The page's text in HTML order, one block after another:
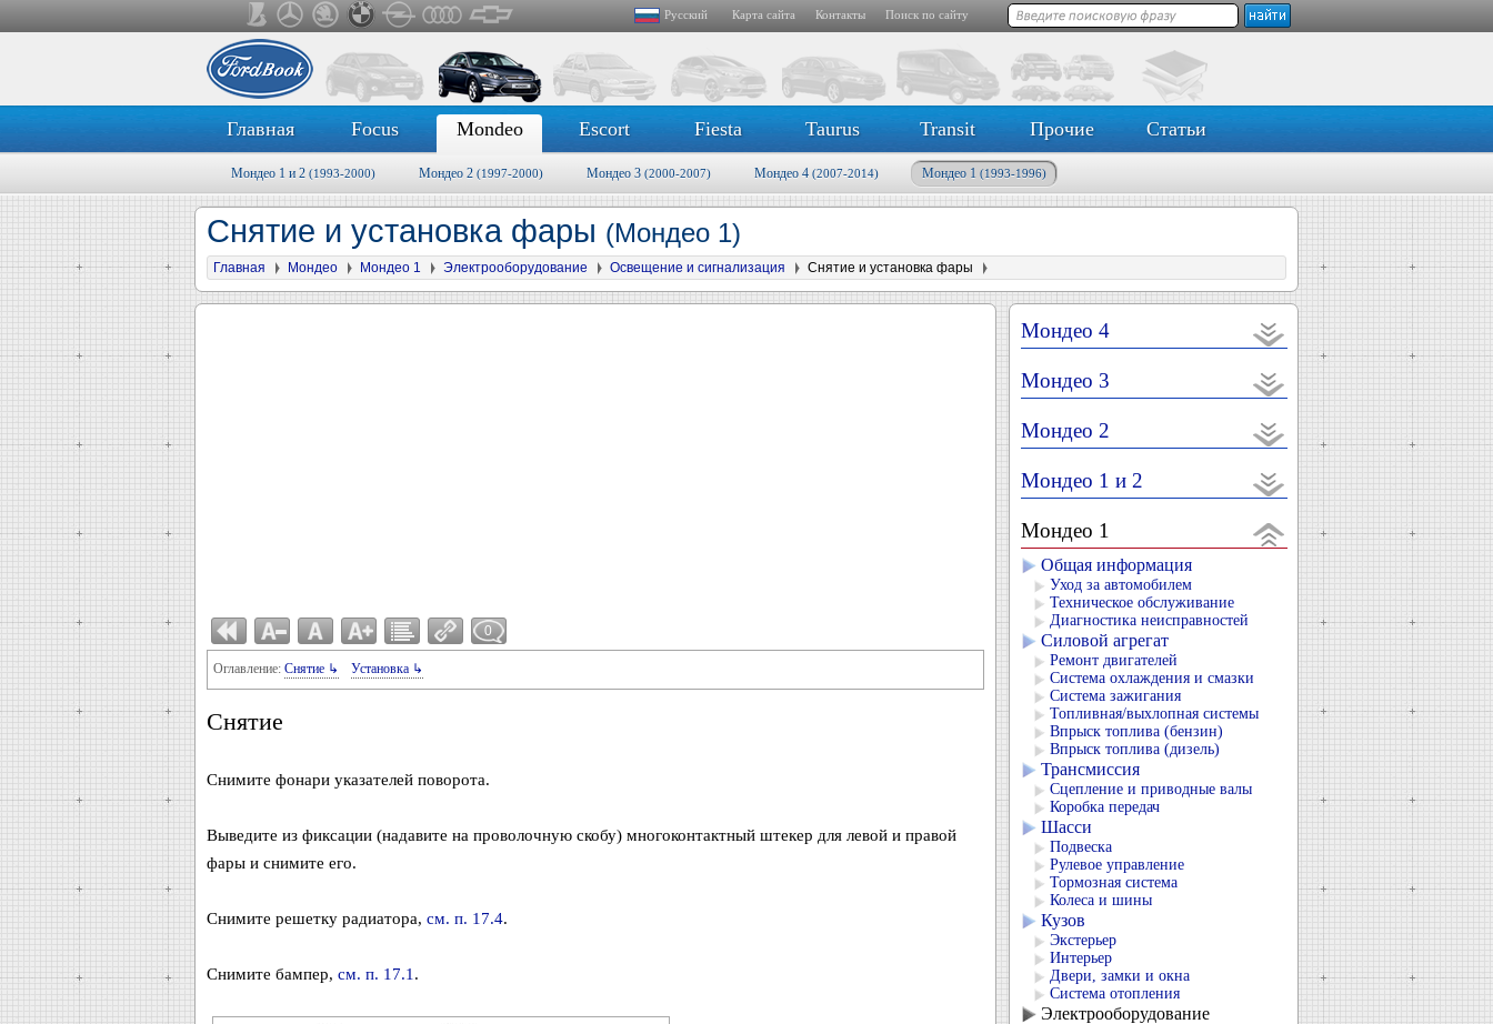
Русский Карта сайта Контакты Поиск по сайту
Главная Focus Mondeo Escort Fiesta Taurus Transit Прочие Статьи
Мондео 1 и 2 (1993-2000) Мондео 2 (1997-2000) Мондео 3 (2000-2007) Мондео 4 (2007-2014) Мондео 1 (1993-1996)
Снятие и установка фары (Мондео 1)
Главная Мондео Мондео 1 Электрооборудование Освещение и сигнализация Снятие и установка фары
0
Оглавление: Снятие ↳ Установка ↳
Снятие
Снимите фонари указателей поворота.
Выведите из фиксации (надавите на проволочную скобу) многоконтактный штекер для левой и правой
фары и снимите его.
Снимите решетку радиатора, см. п. 17.4.
Снимите бампер, см. п. 17.1 .
Мондео 4
Мондео 3
Мондео 2
Мондео 1 и 2
Мондео 1
Общая информация
Уход за автомобилем
Техническое обслуживание
Диагностика неисправностей
Силовой агрегат
Ремонт двигателей
Система охлаждения и смазки
Система зажигания
Топливная/выхлопная системы
Впрыск топлива (бензин)
Впрыск топлива (дизель)
Трансмиссия
Сцепление и приводные валы
Коробка передач
Шасси
Подвеска
Рулевое управление
Тормозная система
Колеса и шины
Кузов
Экстерьер
Интерьер
Двери, замки и окна
Система отопления
Электрооборудование